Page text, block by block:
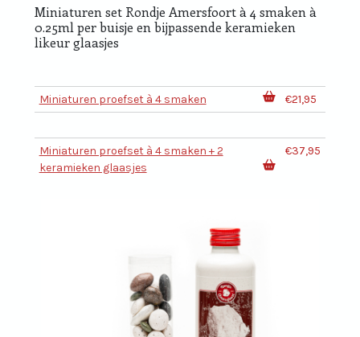
Miniaturen set Rondje Amersfoort à 4 smaken à
0.25ml per buisje en bijpassende keramieken
likeur glaasjes
Miniaturen proefset à 4 smaken €21,95
Miniaturen proefset à 4 smaken + 2
keramieken glaasjes
€37,95